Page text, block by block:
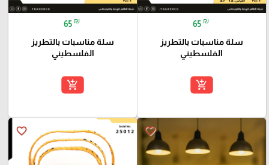
65 ₪
سلة مناسبات بالتطريز
الفلسطيني
add_shopping_cart
65 ₪
سلة مناسبات بالتطريز
الفلسطيني
add_shopping_cart
favorite_border
favorite_border